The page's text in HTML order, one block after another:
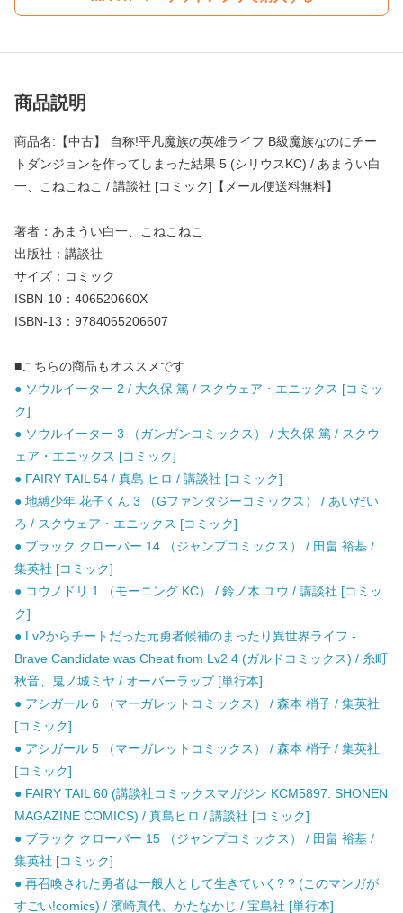
商品説明
商品名:【中古】 自称!平凡魔族の英雄ライフ B級魔族なのにチー
トダンジョンを作ってしまった結果 5 (シリウスKC) / あまうい白
一、こねこねこ / 講談社 [コミック]【メール便送料無料】
著者：あまうい白一、こねこねこ
出版社：講談社
サイズ：コミック
ISBN-10：406520660X
ISBN-13：9784065206607
■こちらの商品もオススメです
● ソウルイーター 2 / 大久保 篤 / スクウェア・エニックス [コミッ
ク]
● ソウルイーター 3 （ガンガンコミックス） / 大久保 篤 / スクウ
ェア・エニックス [コミック]
● FAIRY TAIL 54 / 真島 ヒロ / 講談社 [コミック]
● 地縛少年 花子くん 3 （Gファンタジーコミックス） / あいだい
ろ / スクウェア・エニックス [コミック]
● ブラック クローバー 14 （ジャンプコミックス） / 田畠 裕基 /
集英社 [コミック]
● コウノドリ 1 （モーニング KC） / 鈴ノ木 ユウ / 講談社 [コミッ
ク]
● Lv2からチートだった元勇者候補のまったり異世界ライフ -
Brave Candidate was Cheat from Lv2 4 (ガルドコミックス) / 糸町
秋音、鬼ノ城ミヤ / オーバーラップ [単行本]
● アシガール 6 （マーガレットコミックス） / 森本 梢子 / 集英社
[コミック]
● アシガール 5 （マーガレットコミックス） / 森本 梢子 / 集英社
[コミック]
● FAIRY TAIL 60 (講談社コミックスマガジン KCM5897. SHONEN
MAGAZINE COMICS) / 真島ヒロ / 講談社 [コミック]
● ブラック クローバー 15 （ジャンプコミックス） / 田畠 裕基 /
集英社 [コミック]
● 再召喚された勇者は一般人として生きていく? ? (このマンガが
すごい!comics) / 濱崎真代、かたなかじ / 宝島社 [単行本]